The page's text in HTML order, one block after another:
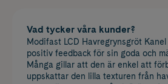
Vad tycker våra kunder?
Modifast LCD Havregrynsgröt
positiv feedback för sin goda och
Många gillar att den är enkel att
uppskattar den lilla texturen från